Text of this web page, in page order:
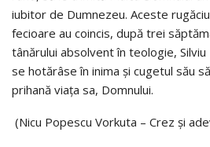
iubitor de Dumnezeu. Aceste
fecioare au coincis, după trei
tânărului absolvent în teologie,
se hotărâse în inima și cugetul său
prihană viața sa, Domnului.
(Nicu Popescu Vorkuta – Crez și